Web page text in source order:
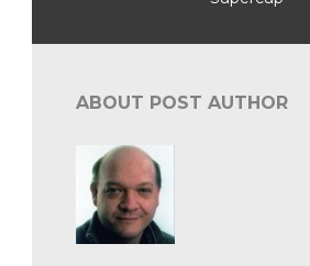
ABOUT POST AUTHOR